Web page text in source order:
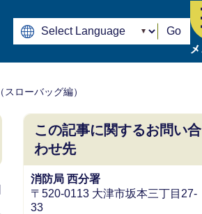
Go
スローバッグ編）
この記事に関するお問い合
わせ先
消防局 西分署
〒520-0113 大津市坂本三丁目27-
33